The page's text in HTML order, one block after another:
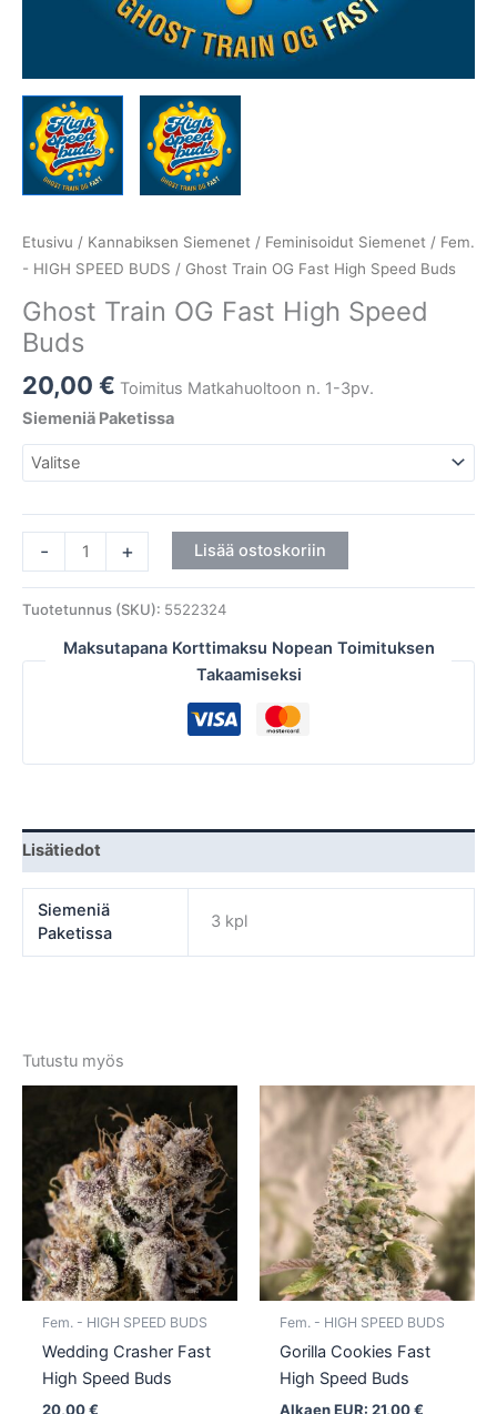
Etusivu / Kannabiksen Siemenet / Feminisoidut Siemenet / Fem.
- HIGH SPEED BUDS / Ghost Train OG Fast High Speed Buds
Ghost Train OG Fast High Speed
Buds
20,00 € Toimitus Matkahuoltoon n. 1-3pv.
Siemeniä Paketissa
- + Lisää ostoskoriin
Tuotetunnus (SKU): 5522324
Maksutapana Korttimaksu Nopean Toimituksen
Takaamiseksi
Lisätiedot
Siemeniä
Paketissa
3 kpl
Tutustu myös
Fem. - HIGH SPEED BUDS
Wedding Crasher Fast
High Speed Buds
20,00€
tuotteella
on
useampi
muunnelma.
Voit
tehdä
valinnat
Fem. - HIGH SPEED BUDS
Gorilla Cookies Fast
High Speed Buds
Alkaen EUR: 21,00€
on
Voit
tehdä